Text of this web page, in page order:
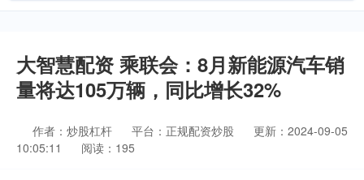
大智慧配资 乘联会：8月新能源汽车销
量将达105万辆，同比增长32%
作者：炒股杠杆 平台：正规配资炒股
更新：2024-09-05
10:05:11
阅读：195